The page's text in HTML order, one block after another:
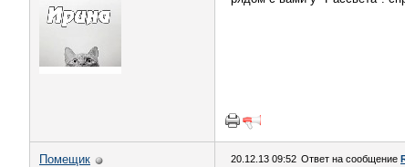
Помещик 20.12.13 09:52 Ответ на сообщение